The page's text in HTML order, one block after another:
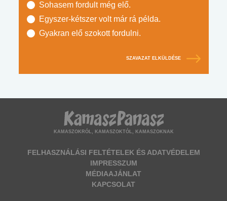
Sohasem fordult még elő.
Egyszer-kétszer volt már rá példa.
Gyakran elő szokott fordulni.
SZAVAZAT ELKÜLDÉSE
KAMASZOKRÓL, KAMASZOKTÓL, KAMASZOKNAK
FELHASZNÁLÁSI FELTÉTELEK ÉS ADATVÉDELEM
IMPRESSZUM
MÉDIAAJÁNLAT
KAPCSOLAT